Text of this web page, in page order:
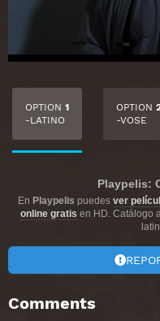
OPTION 1
-LATINO
OPTION
-VOSE
Playpelis:
En Playpelis puedes ver
online gratis en HD. Catálogo
Comments